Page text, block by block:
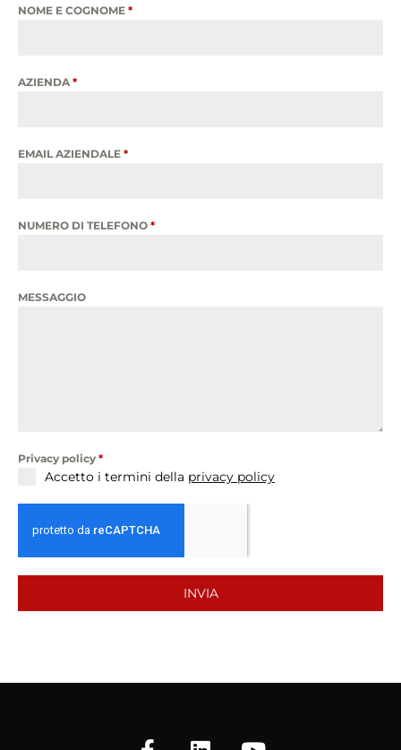
NOME E COGNOME *
AZIENDA *
EMAIL AZIENDALE *
NUMERO DI TELEFONO *
MESSAGGIO
Privacy policy *
Accetto i termini della privacy policy
INVIA